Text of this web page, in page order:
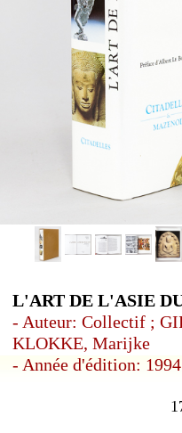
L'ART DE L'ASIE
- Auteur: Collectif ;
KLOKKE, Marijke
- Année d'édition: 1994